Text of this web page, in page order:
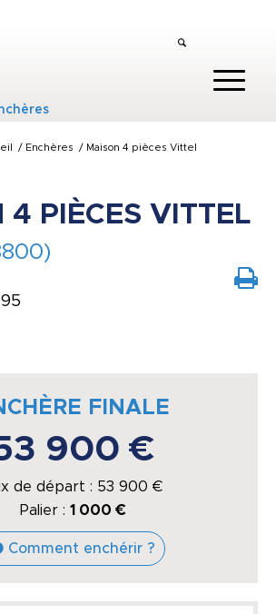
/ Enchères / Maison 4 pièces Vittel
4 PIÈCES VITTEL
FINALE
900 €
de départ : 53 900 €
Palier : 1 000 €
Comment enchérir ?